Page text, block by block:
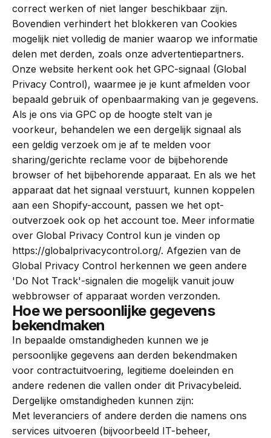
correct werken of niet langer beschikbaar zijn.
Bovendien verhindert het blokkeren van Cookies
mogelijk niet volledig de manier waarop we informatie
delen met derden, zoals onze advertentiepartners.
Onze website herkent ook het GPC-signaal (Global
Privacy Control), waarmee je je kunt afmelden voor
bepaald gebruik of openbaarmaking van je gegevens.
Als je ons via GPC op de hoogte stelt van je
voorkeur, behandelen we een dergelijk signaal als
een geldig verzoek om je af te melden voor
sharing/gerichte reclame voor de bijbehorende
browser of het bijbehorende apparaat. En als we het
apparaat dat het signaal verstuurt, kunnen koppelen
aan een Shopify-account, passen we het opt-
outverzoek ook op het account toe. Meer informatie
over Global Privacy Control kun je vinden op
https://globalprivacycontrol.org/. Afgezien van de
Global Privacy Control herkennen we geen andere
'Do Not Track'-signalen die mogelijk vanuit jouw
webbrowser of apparaat worden verzonden.
Hoe we persoonlijke gegevens
bekendmaken
In bepaalde omstandigheden kunnen we je
persoonlijke gegevens aan derden bekendmaken
voor contractuitvoering, legitieme doeleinden en
andere redenen die vallen onder dit Privacybeleid.
Dergelijke omstandigheden kunnen zijn:
Met leveranciers of andere derden die namens ons
services uitvoeren (bijvoorbeeld IT-beheer,